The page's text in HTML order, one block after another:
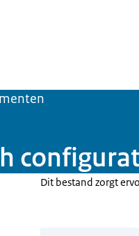
Dit bestand zorgt